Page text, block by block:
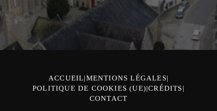
ACCUEIL MENTIONS LÉGALES
POLITIQUE DE COOKIES (UE) CRÉDITS
CONTACT